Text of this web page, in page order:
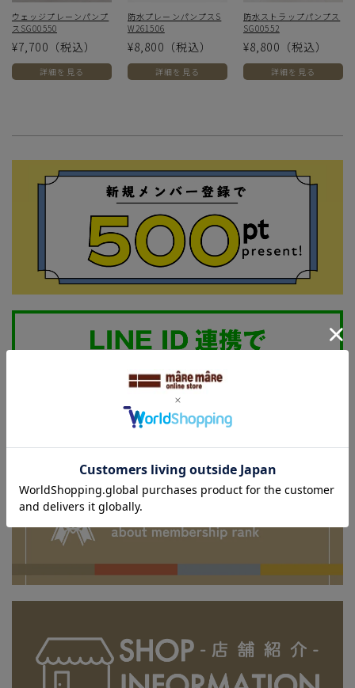
ウェッジプレーンパンプ
スSG00550
¥7,700 （税込）
詳細を見る
防水プレーンパンプスS
W261506
¥8,800 （税込）
詳細を見る
防水ストラップパンプス
SG00552
¥8,800 （税込）
詳細を見る